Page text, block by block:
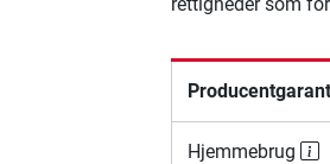
Hjemmebrug